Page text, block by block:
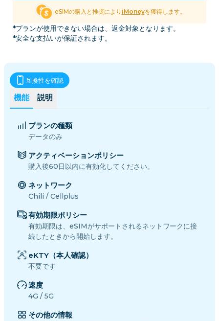
eSIMの購入と推奨により iMoneyを獲得します。
*プランが使用できない場合は、返金対象となります。
*安全な支払いが保証されます。
機能 説明
互換性を確認
プランの種類
データのみ
アクティベーションポリシー
購入後60日以内に有効化してください。
ネットワーク
Chili / Cellplus
有効期限ポリシー
有効期限は、eSIMがサポートされるネットワークに接
続したときから開始します。
eKTY（本人確認）
不要です
速度
4G / 5G
その他の情報